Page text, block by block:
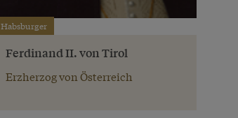
Habsburger
Ferdinand II. von Tirol
Erzherzog von Österreich